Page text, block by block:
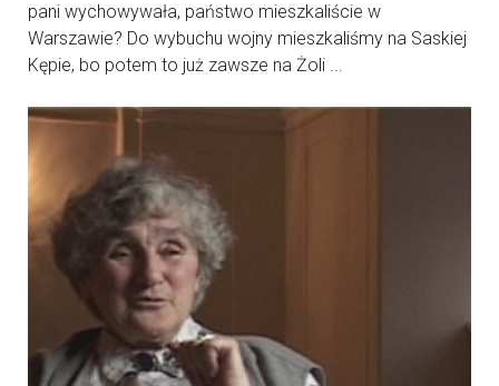
pani wychowywała, państwo mieszkaliście w
Warszawie? Do wybuchu wojny mieszkaliśmy na Saskiej
Kępie, bo potem to już zawsze na Żoli ...